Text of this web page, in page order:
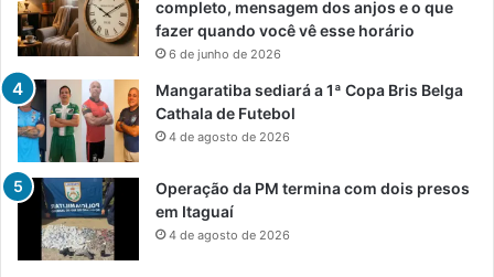
completo, mensagem dos anjos e o que
fazer quando você vê esse horário
6 de junho de 2026
Mangaratiba sediará a 1ª Copa Bris Belga
Cathala de Futebol
4 de agosto de 2026
Operação da PM termina com dois presos
em Itaguaí
4 de agosto de 2026